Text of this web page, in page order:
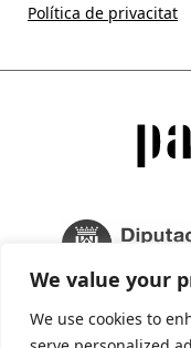
We value your
We use cookies to
Política de privacitat